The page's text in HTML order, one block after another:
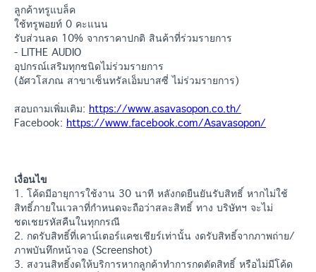
ลูกค้าทรูแบล็ค
ใช้ทรูพอยท์ 0 คะแนน
รับส่วนลด 10% จากราคาปกติ สินค้าที่ร่วมรายการ
- LITHE AUDIO
อุปกรณ์เสริมทุกชนิดไม่ร่วมรายการ
(อัศวโสภณ สาขาเซ็นทรัลเอ็มบาสซี่ ไม่ร่วมรายการ)
สอบถามเพิ่มเติม: https://www.asavasopon.co.th/
Facebook: https://www.facebook.com/Asavasopon/
เงื่อนไข
1. โค้ดมีอายุการใช้งาน 30 นาที หลังกดยืนยันรับสิทธิ์ หากไม่ใช้
สิทธิ์ภายในเวลาที่กำหนดจะถือว่าสละสิทธิ์ ทาง บริษัทฯ จะไม่
ชดเชยรหัสคืนในทุกกรณี
2. กดรับสิทธิ์ที่เคาน์เตอร์แคชเชียร์เท่านั้น งดรับสิทธิ์จากภาพถ่าย/
ภาพบันทึกหน้าจอ (Screenshot)
3. สงวนสิทธิ์งดให้บริการหากลูกค้าทำการกดตัดสิทธิ์ หรือไม่มีโค้ด